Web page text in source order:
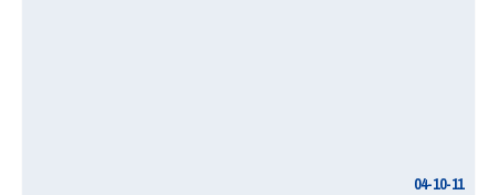
04-10-11